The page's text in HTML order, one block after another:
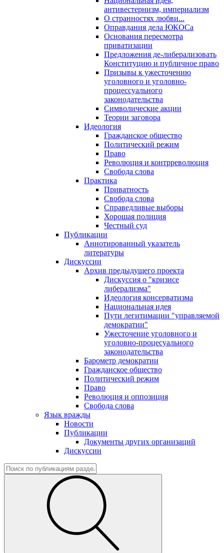
антивестернизм, империализм
О странностях любви...
Оправдания дела ЮКОСа
Основания пересмотра
приватизации
Предложения де-либерализовать
Конституцию и публичное право
Призывы к ужесточению
уголовного и уголовно-
процессуального
законодательства
Символические акции
Теории заговора
Идеология
Гражданское общество
Политический режим
Право
Революция и контрреволюция
Свобода слова
Практика
Приватность
Свобода слова
Справедливые выборы
Хорошая полиция
Честный суд
Публикации
Аннотированный указатель
литературы
Дискуссии
Архив предыдущего проекта
Дискуссия о "кризисе
либерализма"
Идеология консерватизма
Национальная идея
Пути легитимации "управляемой
демократии"
Ужесточение уголовного и
уголовно-процесуального
законодательства
Барометр демократии
Гражданское общество
Политический режим
Право
Революция и оппозиция
Свобода слова
Язык вражды
Новости
Публикации
Документы других организаций
Дискуссии